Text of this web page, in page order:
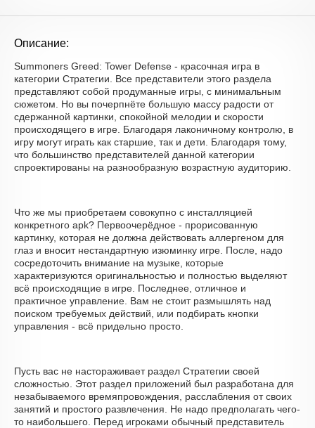
Описание:
Summoners Greed: Tower Defense - красочная игра в
категории Стратегии. Все представители этого раздела
представляют собой продуманные игры, с минимальным
сюжетом. Но вы почерпнёте большую массу радости от
сдержанной картинки, спокойной мелодии и скорости
происходящего в игре. Благодаря лаконичному контролю, в
игру могут играть как старшие, так и дети. Благодаря тому,
что большинство представителей данной категории
спроектированы на разнообразную возрастную аудиторию.
Что же мы приобретаем совокупно с инсталляцией
конкретного apk? Первоочерёдное - прорисованную
картинку, которая не должна действовать аллергеном для
глаз и вносит нестандартную изюминку игре. После, надо
сосредоточить внимание на музыке, которые
характеризуются оригинальностью и полностью выделяют
всё происходящие в игре. Последнее, отличное и
практичное управление. Вам не стоит размышлять над
поиском требуемых действий, или подбирать кнопки
управления - всё придельно просто.
Пусть вас не настораживает раздел Стратегии своей
сложностью. Этот раздел приложений был разработана для
незабываемого времяпровождения, расслабления от своих
занятий и простого развлечения. Не надо предполагать чего-
то наибольшего. Перед игроками обычный представитель